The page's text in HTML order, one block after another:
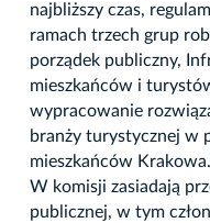
najbliższy czas,
ramach trzech grup
porządek publiczny,
mieszkańców i
wypracowanie
branży turystycznej w
mieszkańców Krakowa.
W komisji zasiadają
publicznej, w tym